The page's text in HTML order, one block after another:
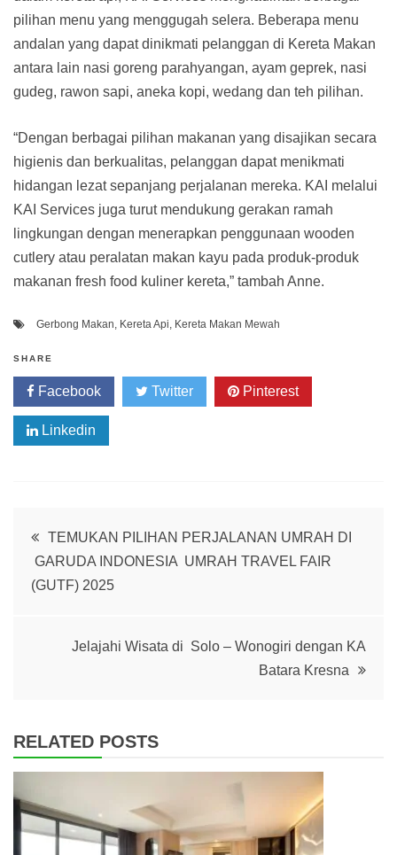
pilihan menu yang menggugah selera. Beberapa menu
andalan yang dapat dinikmati pelanggan di Kereta Makan
antara lain nasi goreng parahyangan, ayam geprek, nasi
gudeg, rawon sapi, aneka kopi, wedang dan teh pilihan.
“Dengan berbagai pilihan makanan yang disajikan secara
higienis dan berkualitas, pelanggan dapat menikmati
hidangan lezat sepanjang perjalanan mereka. KAI melalui
KAI Services juga turut mendukung gerakan ramah
lingkungan dengan menerapkan penggunaan wooden
cutlery atau peralatan makan kayu pada produk-produk
makanan fresh food kuliner kereta,” tambah Anne.
Gerbong Makan, Kereta Api, Kereta Makan Mewah
SHARE
Facebook Twitter Pinterest
Linkedin
Post
navigation
TEMUKAN PILIHAN PERJALANAN UMRAH DI
GARUDA INDONESIA UMRAH TRAVEL FAIR
(GUTF) 2025
Jelajahi Wisata di Solo – Wonogiri dengan KA
Batara Kresna
RELATED POSTS